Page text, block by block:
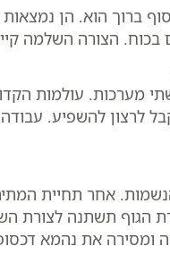
ברוך הוא. הן
הצורה השלמה
מערכות. עולמות
לרצון להשפיע.
אחר תחיית
הגוף תשתנה
ומסירה את נהמא